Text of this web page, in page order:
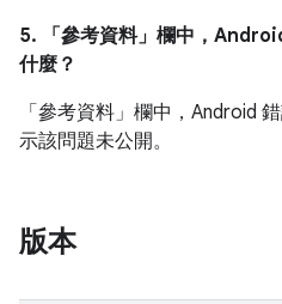
5. 「參考資料」 欄中，
什麼？
「參考資料」 欄中，Android
示該問題未公開。
版本